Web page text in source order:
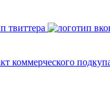
коммерческого